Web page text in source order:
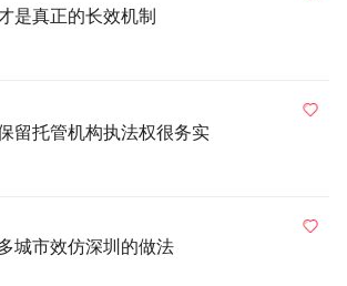
是真正的长效机制
留托管机构执法权很务实
城市效仿深圳的做法